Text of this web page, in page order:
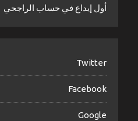
أول إيداع في حساب الراجحي
Twitter
Facebook
Google